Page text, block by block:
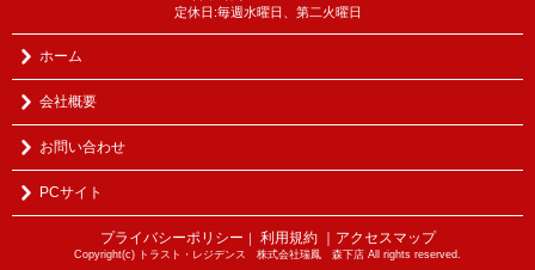
定休日:毎週水曜日、第二火曜日
ホーム
会社概要
お問い合わせ
PCサイト
プライバシーポリシー ｜ 利用規約 ｜アクセスマップ
Copyright(c) トラスト・レジデンス 株式会社瑞鳳 森下店 All rights reserved.